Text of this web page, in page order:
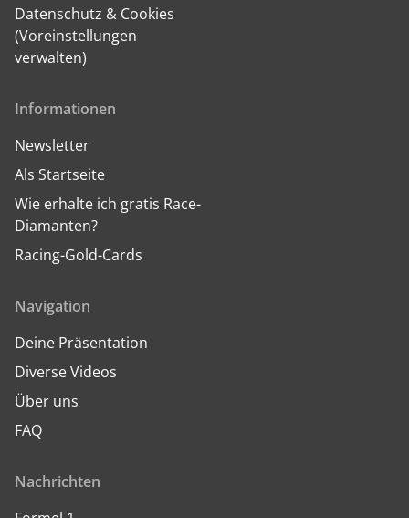
Datenschutz & Cookies
(Voreinstellungen
verwalten)
Informationen
Newsletter
Als Startseite
Wie erhalte ich gratis Race-
Diamanten?
Racing-Gold-Cards
Navigation
Deine Präsentation
Diverse Videos
Über uns
FAQ
Nachrichten